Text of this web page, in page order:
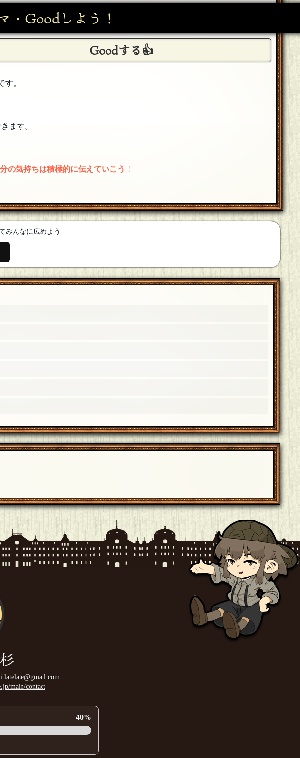
も楽しかったです〜！好き勝手やりすぎていつか追放されるんじゃないか
08月15日 01:42]
産があってフードコートがあって…夜中だとまた趣があって。あの空気感
りがとうございました！
いました！[18年08月15日 01:32]
です！皆さん良い夢を(˘ω˘)**[18年08月15日 01:30]
解おめでとうございます
がｗ 出題お疲れさまでしたー。toshさんナイススナイプですー。流石。
ラフでもダメですね！（褒め言葉）よろしくどうぞ！
はらこめし買ってる輩がいればそれはアルバートです。
15日 00:54]
うぞ！[18年08月15日 00:52]
・Goodしよう！
Goodする👍
。
ます。
の気持ちは積極的に伝えていこう！
みんなに広めよう！
main/contact
40%